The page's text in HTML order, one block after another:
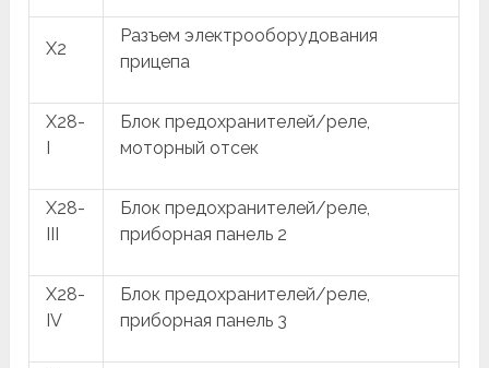
X2
Разъем электрооборудования
прицепа
X28-
I
Блок предохранителей/реле,
моторный отсек
X28-
III
Блок предохранителей/реле,
приборная панель 2
X28-
IV
Блок предохранителей/реле,
приборная панель 3